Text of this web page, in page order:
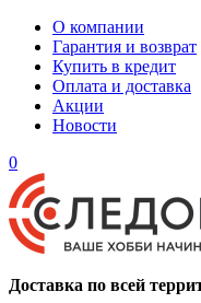
О компании
Гарантия и возврат
Купить в кредит
Оплата и доставка
Акции
Новости
0
Доставка по всей